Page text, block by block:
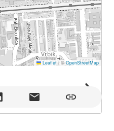
Leaflet |©OpenStreetMap